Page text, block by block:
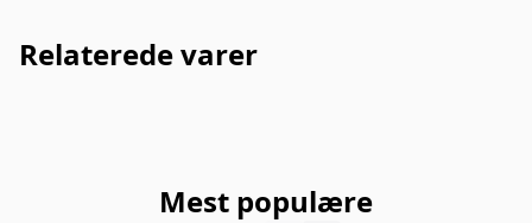
Relaterede varer
Mest populære